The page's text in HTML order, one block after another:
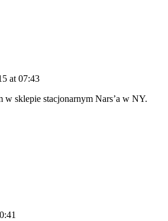
at 07:43
w sklepie stacjonarnym Nars’a w NY.